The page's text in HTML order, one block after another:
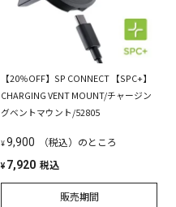
【20％OFF】SP CONNECT 【SPC+】
CHARGING VENT MOUNT/チャージン
グベントマウント/52805
¥9,900 （税込）のところ
¥ 7,920 税込
販売期間